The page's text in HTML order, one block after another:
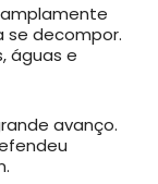
se decompor.
águas e
avanço.